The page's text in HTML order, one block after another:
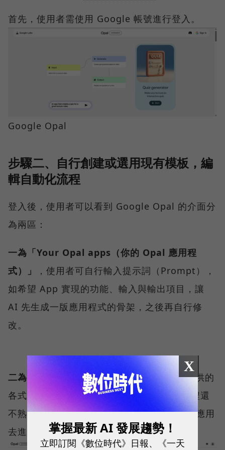
首先，使用者需使用 Google 帳號進行登入。
Google Opal
步驟二、自行創建或選用現有模板，編
輯自動化流程
登入後，使用者可以看到 Google Opal 的介面分
為兩區：
一為「Your Opal apps（你的 Opal 應用程
式）」
，使用者可自行輸入提示詞（Prompt），
如希望 App 實現的功能、輸入與輸出項目，讓
AI 先生成一版應用程式的骨架，之後再自行修
改。
二為「Gallery（模板庫）」，此為 Opal 提供的
各式 App 模板庫。適合對建置 App 細節流程還
不熟悉的使用者，可直接用預先建置好的 AI 應用
去進行客製化修改。
X
掌握最新 AI 發展趨勢！
立即訂閱《數位時代》日報、《一天